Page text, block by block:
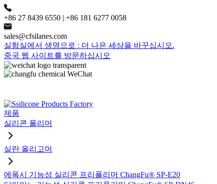
+86 27 8439 6550 | +86 181 6277 0058
sales@cfsilanes.com
실험실에서 생명으로 : 더 나은 세상을 바꾸십시오.
중국 웹 사이트를 방문하십시오
제품
실리콘 폴리머
실란 올리고머
에폭시 기능성 실리콘 프리폴리머 ChangFu® SP-E20